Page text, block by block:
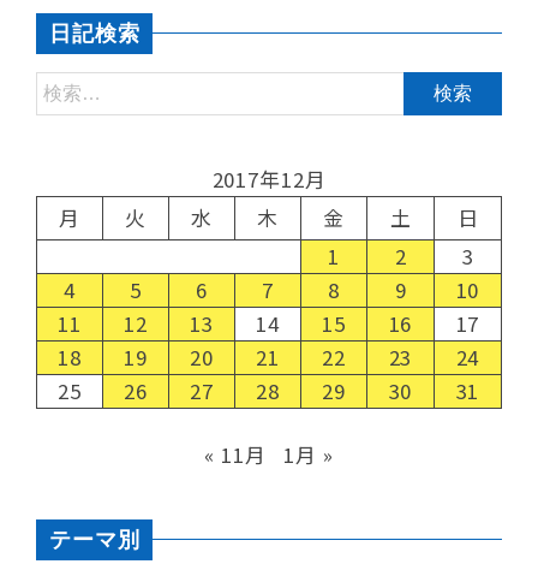
日記検索
2017年12月
月
火 水 木 金 土
日
1
2
3
4
5 6 7 8 9
10
11
12 13 14 15 16
17
18
19 20 21 22 23
24
25
26 27 28 29 30 31
« 11月 1月 »
テーマ別